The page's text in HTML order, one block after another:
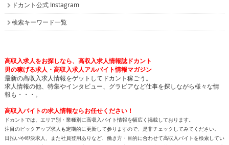
ドカント公式 Instagram
検索キーワード一覧
高収入求人をお探しなら、高収入求人情報誌ドカント
男の稼げる求人・高収入求人アルバイト情報マガジン
最新の高収入求人情報をゲットしてドカント稼ごう。
求人情報の他、特集やインタビュー、グラビアなど仕事を探しながら様々な情
報も・・・。
高収入バイトの求人情報ならお任せください！
ドカントでは、エリア別・業種別に高収入バイト情報を幅広く掲載しております。
注目のピックアップ求人も定期的に更新して参りますので、是非チェックしてみてください。
日払いや即決求人、また社員登用ありなど、働き方・目的に合わせて高収入バイトを検索してい